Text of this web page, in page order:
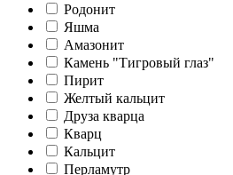
Родонит
Яшма
Амазонит
Камень "Тигровый глаз"
Пирит
Желтый кальцит
Друза кварца
Кварц
Кальцит
Перламутр